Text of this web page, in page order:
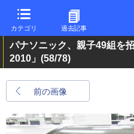
カテゴリ 過去記事
パナソニック、親子49組を
2010」 (58/78)
前の画像